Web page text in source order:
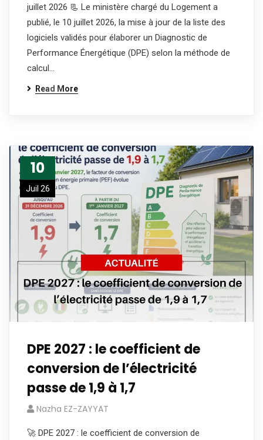
juillet 2026 📃 Le ministère chargé du Logement a
publié, le 10 juillet 2026, la mise à jour de la liste des
logiciels validés pour élaborer un Diagnostic de
Performance Énergétique (DPE) selon la méthode de
calcul…
Read More
10
Juil 26
DPE 2027 : le coefficient de
conversion de l’électricité
passe de 1,9 à 1,7
Nazha EZ-ZAYYAT
🚀 DPE 2027 : le coefficient de conversion de